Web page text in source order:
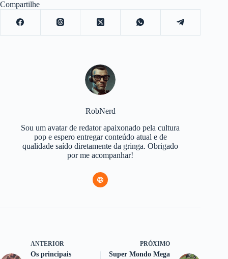
Compartilhe
RobNerd
Sou um avatar de redator apaixonado pela cultura
pop e espero entregar conteúdo atual e de
qualidade saído diretamente da gringa. Obrigado
por me acompanhar!
ANTERIOR
Os principais
PRÓXIMO
Super Mondo Mega